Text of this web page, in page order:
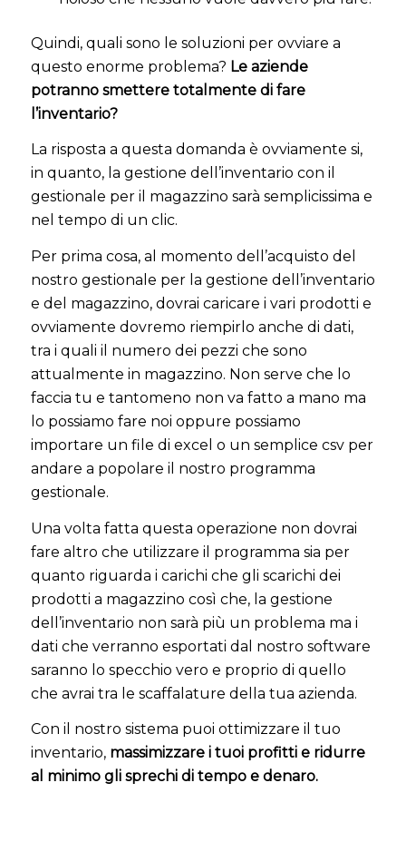
Quindi, quali sono le soluzioni per ovviare a
questo enorme problema? Le aziende
potranno smettere totalmente di fare
l’inventario?
La risposta a questa domanda è ovviamente si,
in quanto, la gestione dell’inventario con il
gestionale per il magazzino sarà semplicissima e
nel tempo di un clic.
Per prima cosa, al momento dell’acquisto del
nostro gestionale per la gestione dell’inventario
e del magazzino, dovrai caricare i vari prodotti e
ovviamente dovremo riempirlo anche di dati,
tra i quali il numero dei pezzi che sono
attualmente in magazzino. Non serve che lo
faccia tu e tantomeno non va fatto a mano ma
lo possiamo fare noi oppure possiamo
importare un file di excel o un semplice csv per
andare a popolare il nostro programma
gestionale.
Una volta fatta questa operazione non dovrai
fare altro che utilizzare il programma sia per
quanto riguarda i carichi che gli scarichi dei
prodotti a magazzino così che, la gestione
dell’inventario non sarà più un problema ma i
dati che verranno esportati dal nostro software
saranno lo specchio vero e proprio di quello
che avrai tra le scaffalature della tua azienda.
Con il nostro sistema puoi ottimizzare il tuo
inventario, massimizzare i tuoi profitti e ridurre
al minimo gli sprechi di tempo e denaro.